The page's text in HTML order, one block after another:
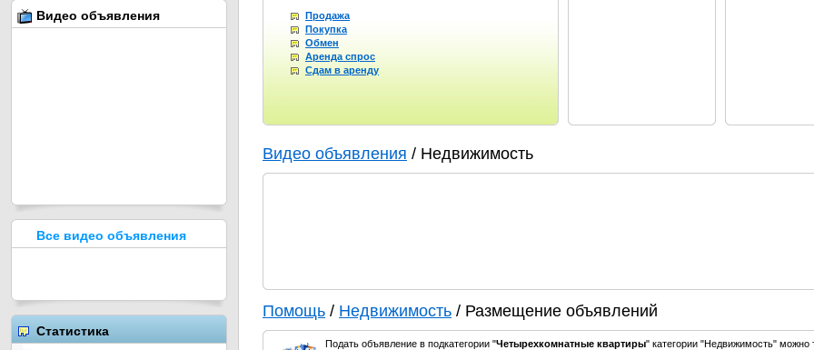
Продажа
Покупка
Обмен
Аренда спрос
Сдам в аренду
Видео объявления / Недвижимость
Помощь / Недвижимость / Размещение объявлений
Подать объявление в подкатегории "Четырехкомнатные квартиры" категории "Недвижимость" можно
Видео объявления
Все видео объявления
Статистика